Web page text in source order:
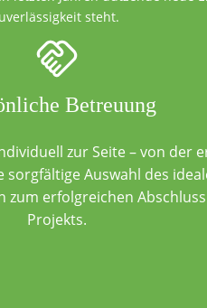
steht.
Betreuung
zur Seite – von der
sorgfältige Auswahl des
zum erfolgreichen
Projekts.